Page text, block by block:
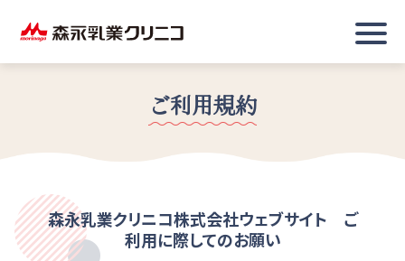
ご利用規約
森永乳業クリニコ株式会社ウェブサイト ご
利用に際してのお願い